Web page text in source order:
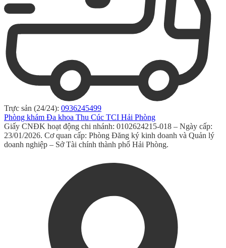
Trực sản (24/24): 0936245499
Phòng khám Đa khoa Thu Cúc TCI Hải Phòng
Giấy CNĐK hoạt động chi nhánh: 0102624215-018 – Ngày cấp:
23/01/2026. Cơ quan cấp: Phòng Đăng ký kinh doanh và Quản lý
doanh nghiệp – Sở Tài chính thành phố Hải Phòng.